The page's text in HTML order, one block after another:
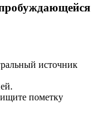
источник
пометку